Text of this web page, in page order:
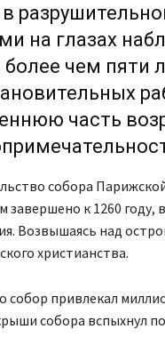
в
на глазах
более чем пяти
часть
собора
завершено к 1260 году,
Возвышаясь над
христианства.
собор привлекал
собора вспыхнул